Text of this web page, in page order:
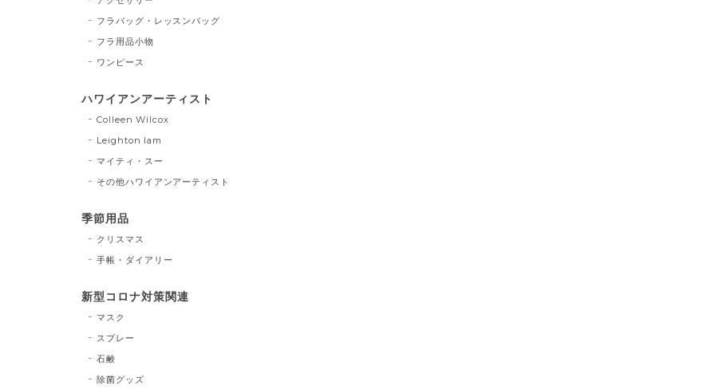
フラバッグ・レッスンバッグ
フラ用品小物
ワンピース
ハワイアンアーティスト
Colleen Wilcox
Leighton lam
マイティ・スー
その他ハワイアンアーティスト
季節用品
クリスマス
手帳・ダイアリー
新型コロナ対策関連
マスク
スプレー
石鹸
除菌グッズ